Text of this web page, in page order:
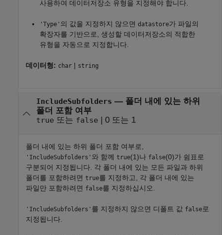
사용하여 데이터저장소 유형을 지정해야 합니다.
'Type' 의 값을 지정하지 않으면 datastore가 파일의
확장자를 기반으로, 생성할 데이터저장소의 적합한
유형을 자동으로 지정합니다.
데이터형: char | string
IncludeSubfolders — 폴더 내에 있는 하위
폴더 포함 여부
true 또는 false 0 또는 1
폴더 내에 있는 하위 폴더 포함 여부로,
'IncludeSubfolders' 와 함께 true(1)나 false(0)가 쉼표로
구분되어 지정됩니다. 각 폴더 내에 있는 모든 파일과 하위
폴더를 포함하려면 true를 지정하고, 각 폴더 내에 있는
파일만 포함하려면 false를 지정하십시오.
'IncludeSubfolders' 를 지정하지 않으면 디폴트 값 false로
지정됩니다.